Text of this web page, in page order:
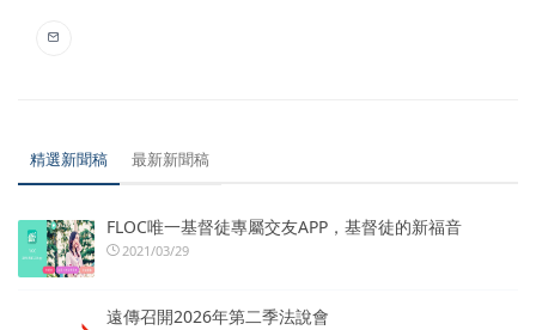
精選新聞稿 最新新聞稿
FLOC唯一基督徒專屬交友APP，基督徒的新福音
2021/03/29
遠傳召開2026年第二季法說會